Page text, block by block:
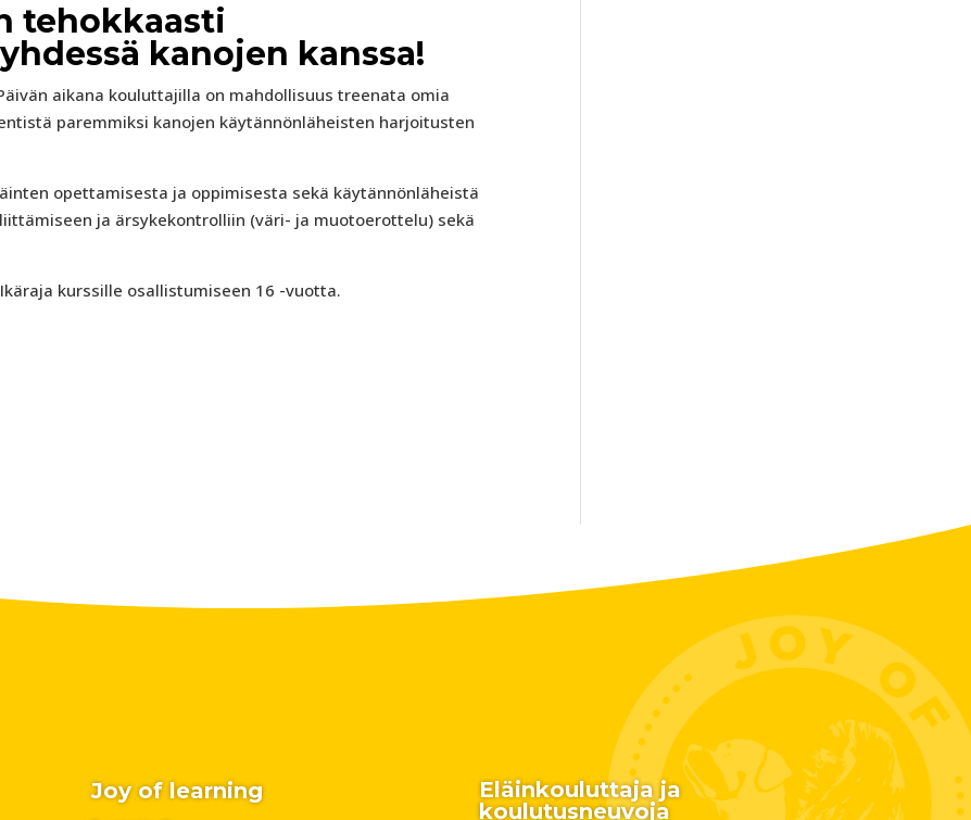
tehokkaasti
kanojen kanssa!
aikana kouluttajilla on mahdollisuus treenata omia
paremmiksi kanojen käytännönläheisten harjoitusten
opettamisesta ja oppimisesta sekä käytännönläheistä
ja ärsykekontrolliin (väri- ja muotoerottelu) sekä
kurssille osallistumiseen 16 -vuotta.
Joy of learning
Eläinkouluttaja ja
koulutusneuvoja